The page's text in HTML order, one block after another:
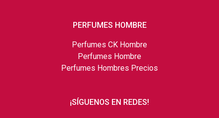
PERFUMES HOMBRE
Perfumes CK Hombre
Perfumes Hombre
Perfumes Hombres Precios
¡SÍGUENOS EN REDES!